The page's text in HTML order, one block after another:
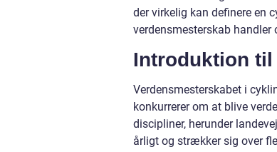
der virkelig kan definere en
verdensmesterskab
Introduktion
Verdensmesterskabet i
konkurrerer om at blive
discipliner, herunder
årligt og strækker sig over